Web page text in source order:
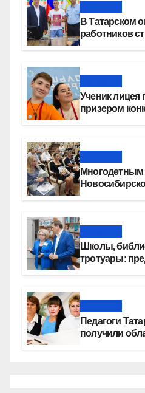
В Татарском
работников
Ученик лицея
призером
Школы,
тротуары:
Педагоги
получили